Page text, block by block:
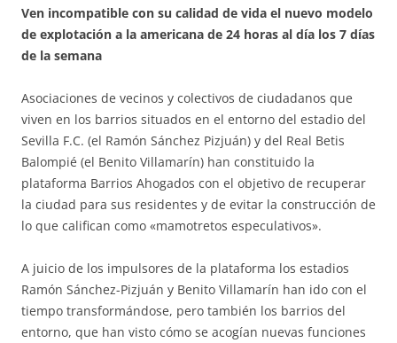
Ven incompatible con su calidad de vida el nuevo modelo
de explotación a la americana de 24 horas al día los 7 días
de la semana
Asociaciones de vecinos y colectivos de ciudadanos que
viven en los barrios situados en el entorno del estadio del
Sevilla F.C. (el Ramón Sánchez Pizjuán) y del Real Betis
Balompié (el Benito Villamarín) han constituido la
plataforma Barrios Ahogados con el objetivo de recuperar
la ciudad para sus residentes y de evitar la construcción de
lo que califican como «mamotretos especulativos».
A juicio de los impulsores de la plataforma los estadios
Ramón Sánchez-Pizjuán y Benito Villamarín han ido con el
tiempo transformándose, pero también los barrios del
entorno, que han visto cómo se acogían nuevas funciones